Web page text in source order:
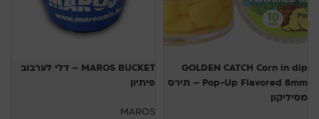
GOLDEN CATCH Corn in dip
Pop-Up Flavored 8mm – תירס
מסיליקון
MAROS BUCKET – דלי לערבוב
פיתיון
MAROS